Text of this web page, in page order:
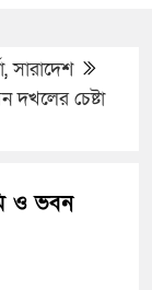
,সারাদেশ
দখলের চেষ্টা
ও ভবন